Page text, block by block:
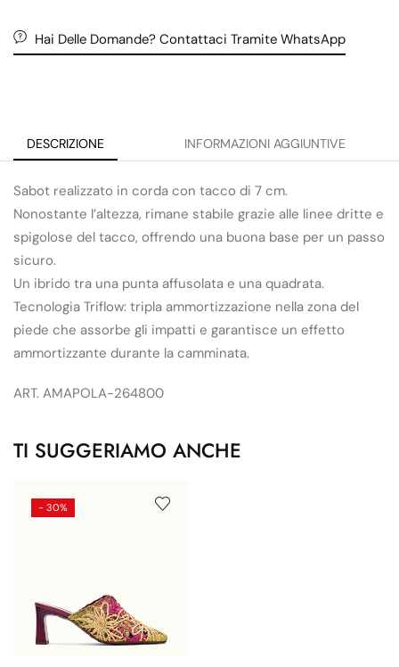
Hai Delle Domande? Contattaci Tramite WhatsApp
DESCRIZIONE INFORMAZIONI AGGIUNTIVE
Sabot realizzato in corda con tacco di 7 cm.
Nonostante l’altezza, rimane stabile grazie alle linee dritte e
spigolose del tacco, offrendo una buona base per un passo
sicuro.
Un ibrido tra una punta affusolata e una quadrata.
Tecnologia Triflow: tripla ammortizzazione nella zona del
piede che assorbe gli impatti e garantisce un effetto
ammortizzante durante la camminata.
ART. AMAPOLA-264800
TI SUGGERIAMO ANCHE
- 30%